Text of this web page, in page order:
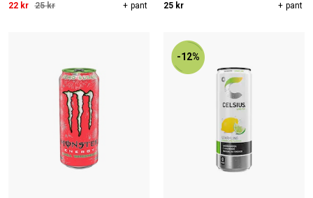
22 kr 25 kr + pant 25 kr + pant
-12%